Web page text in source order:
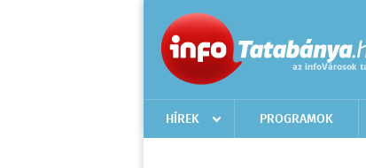
HÍREK PROGRAMOK